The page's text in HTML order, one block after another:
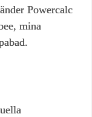
Powercalc
mina